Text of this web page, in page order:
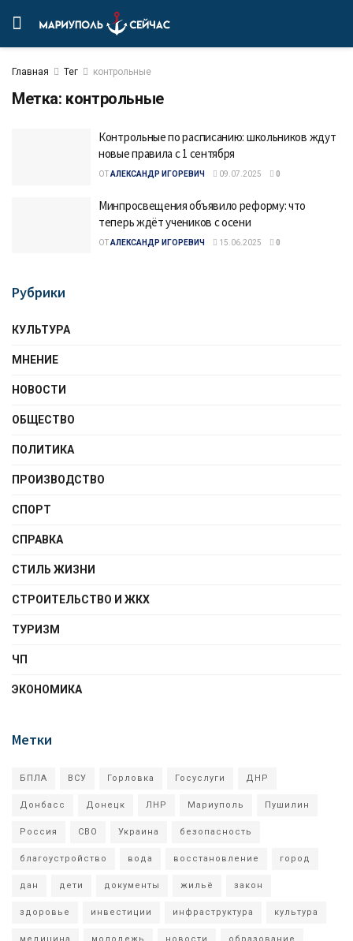
Главная Тег контрольные
Метка: контрольные
Контрольные по расписанию: школьников ждут
новые правила с 1 сентября
ОТАЛЕКСАНДР ИГОРЕВИЧ 09.07.2025 0
Минпросвещения объявило реформу: что
теперь ждёт учеников с осени
ОТАЛЕКСАНДР ИГОРЕВИЧ 15.06.2025 0
Рубрики
КУЛЬТУРА
МНЕНИЕ
НОВОСТИ
ОБЩЕСТВО
ПОЛИТИКА
ПРОИЗВОДСТВО
СПОРТ
СПРАВКА
СТИЛЬ ЖИЗНИ
СТРОИТЕЛЬСТВО И ЖКХ
ТУРИЗМ
ЧП
ЭКОНОМИКА
Метки
БПЛА ВСУ Горловка Госуслуги ДНР
Донбасс Донецк ЛНР Мариуполь Пушилин
Россия СВО Украина безопасность
благоустройство вода восстановление город
дан дети документы жильё закон
здоровье инвестиции инфраструктура культура